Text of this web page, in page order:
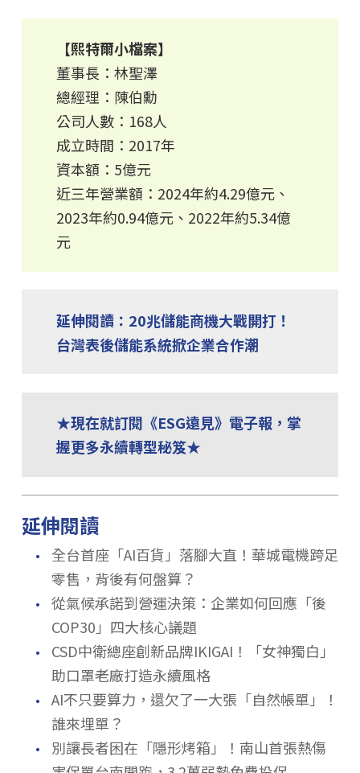
【熙特爾小檔案】
董事長：林聖澤
總經理：陳伯勳
公司人數：168人
成立時間：2017年
資本額：5億元
近三年營業額：2024年約4.29億元、
2023年約0.94億元、2022年約5.34億
元
延伸閱讀：20兆儲能商機大戰開打！
台灣表後儲能系統掀企業合作潮
★現在就訂閱《ESG遠見》電子報，掌
握更多永續轉型秘笈★
延伸閱讀
．
全台首座「AI百貨」落腳大直！華城電機跨足
零售，背後有何盤算？
． 從氣候承諾到營運決策：企業如何回應「後
COP30」四大核心議題
．
CSD中衛總座創新品牌IKIGAI！「女神獨白」
助口罩老廠打造永續風格
． AI不只要算力，還欠了一大張「自然帳單」！
誰來埋單？
．
別讓長者困在「隱形烤箱」！南山首張熱傷